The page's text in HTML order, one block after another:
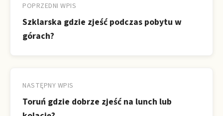
wpisu
POPRZEDNI WPIS
Szklarska gdzie zjeść podczas pobytu w
górach?
NASTĘPNY WPIS
Toruń gdzie dobrze zjeść na lunch lub